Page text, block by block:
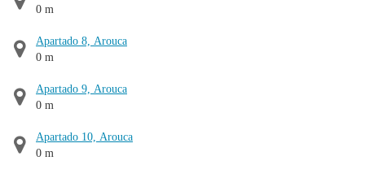
0 m
Apartado 8, Arouca
0 m
Apartado 9, Arouca
0 m
Apartado 10, Arouca
0 m